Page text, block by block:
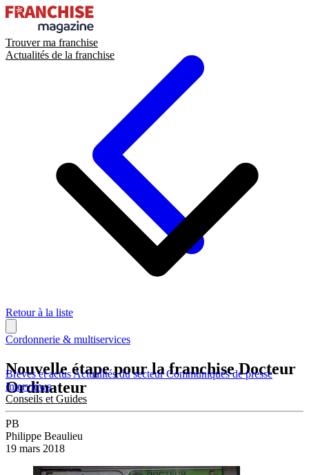
Trouver ma franchise
Actualités de la franchise
Brèves et actusActualités du secteurCommuniqués de presse
Interviews
Conseils et Guides
Retour à la liste
Cordonnerie & multiservices
Nouvelle étape pour la franchise Docteur
Ordinateur
PB
Philippe Beaulieu
19 mars 2018